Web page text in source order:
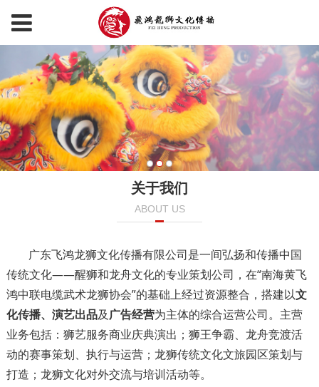
关于我们
ABOUT US
广东飞鸿龙狮文化传播有限公司是一间弘扬和传播中国
传统文化——醒狮和龙舟文化的专业策划公司，在“南海黄飞
鸿中联电缆武术龙狮协会”的基础上经过资源整合，搭建以文
化传播、演艺出品及广告经营为主体的综合运营公司。主营
业务包括：狮艺服务商业庆典演出；狮王争霸、龙舟竞渡活
动的赛事策划、执行与运营；龙狮传统文化文旅园区策划与
打造；龙狮文化对外交流与培训活动等。